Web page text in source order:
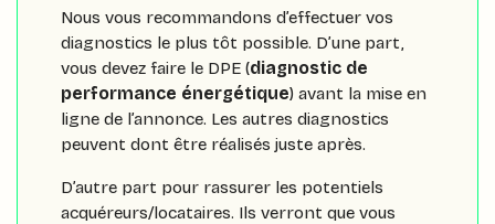
Nous vous recommandons d’effectuer vos
diagnostics le plus tôt possible. D’une part,
vous devez faire le DPE (diagnostic de
performance énergétique) avant la mise en
ligne de l’annonce. Les autres diagnostics
peuvent dont être réalisés juste après.
D’autre part pour rassurer les potentiels
acquéreurs/locataires. Ils verront que vous